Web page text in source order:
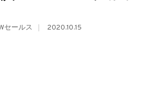
セールス 2020.10.15